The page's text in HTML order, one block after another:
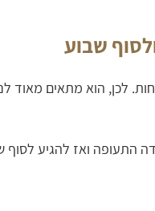
שבוע
לכן, הוא מתאים מאוד
התעופה ואז להגיע לסוף